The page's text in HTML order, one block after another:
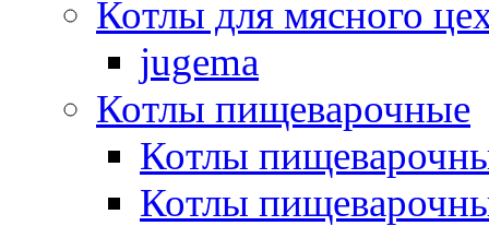
Котлы для мясного
jugema
Котлы пищеварочные
Котлы
Котлы